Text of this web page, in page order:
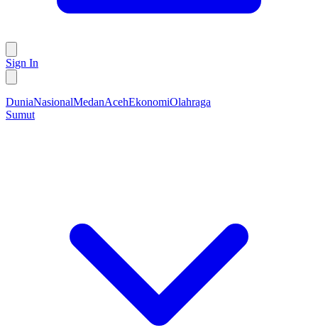
Sign In
DuniaNasionalMedanAcehEkonomiOlahraga
Sumut